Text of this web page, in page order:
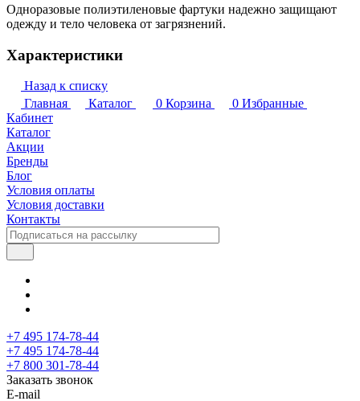
Одноразовые полиэтиленовые фартуки надежно защищают
одежду и тело человека от загрязнений.
Характеристики
Назад к списку
Главная
Каталог 0 Корзина 0 Избранные
Кабинет
Каталог
Акции
Бренды
Блог
Условия оплаты
Условия доставки
Контакты
+7 495 174-78-44
+7 495 174-78-44
+7 800 301-78-44
Заказать звонок
E-mail